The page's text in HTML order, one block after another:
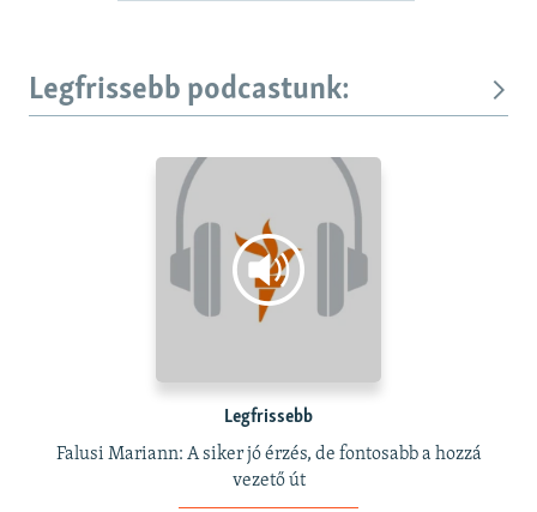
Legfrissebb podcastunk:
Legfrissebb
Falusi Mariann: A siker jó érzés, de fontosabb a hozzá
vezető út